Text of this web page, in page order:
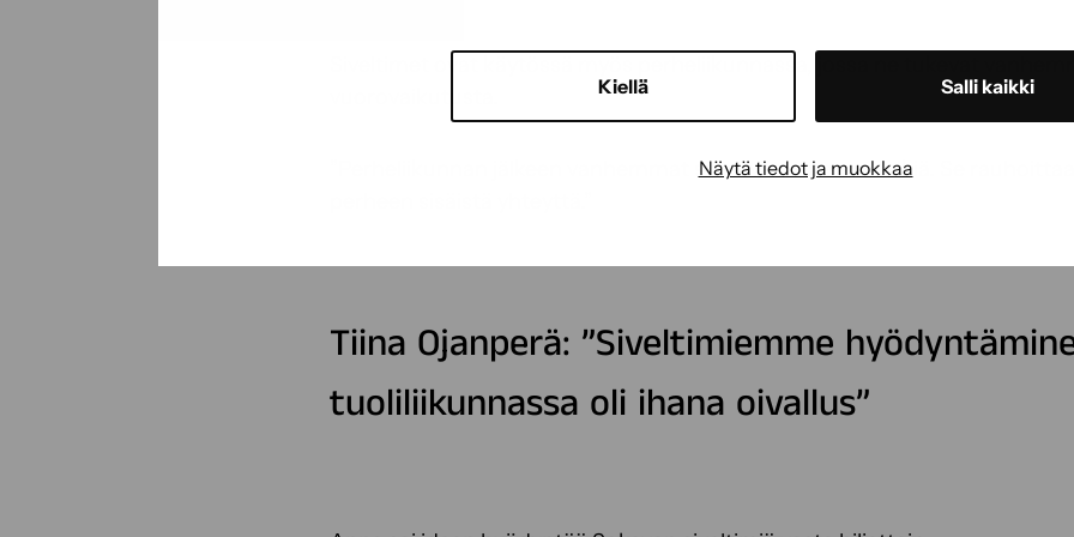
Kiellä Salli kaikki
Näytä tiedot ja muokkaa
”Perheliikunnan jälkeen vanhemmat sivelevät lastensa selkiä. Se rauhoittaa
Tiina Ojanperä: ”Siveltimiemme
tuoliliikunnassa oli ihana oivallus”